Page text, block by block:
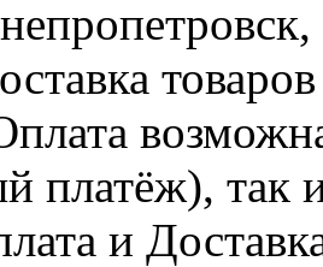
платёж), так
и